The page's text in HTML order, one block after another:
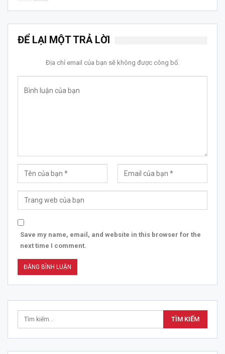
ĐỂ LẠI MỘT TRẢ LỜI
Địa chỉ email của bạn sẽ không được công bố.
Save my name, email, and website in this browser for the
next time I comment.